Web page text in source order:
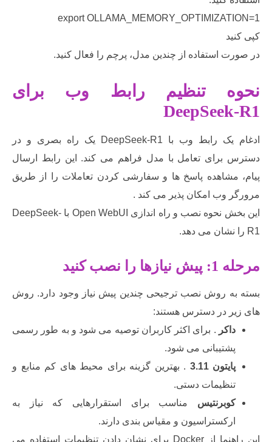
export
استفاده از چندین مدل، پرچم را فعال کنید.
تنظیم رابط وب برای
ادغام یک رابط وب با DeepSeek-R1 یک راه بصری و در
برای تعامل با مدل فراهم می کند. این رابط ارسال
پاسخ ها و سفارشی کردن تعاملات را از طریق
وب امکان پذیر می کند .
این بخش نحوه نصب و راه اندازی Open WebUI با DeepSeek-
نصب کنید
روش نصب ترجیحی چندین پیش نیاز وجود دارد. روش
در دسترس هستند:
. برای اکثر کاربران توصیه می شود و به طور رسمی
می شود.
. بهترین گزینه برای محیط های کم منابع و
دستی.
​مناسب برای استقرارهایی که نیاز به
و مقیاس بندی دارند.
این راهنما از Docker برای نشان دادن تنظیمات استفاده می